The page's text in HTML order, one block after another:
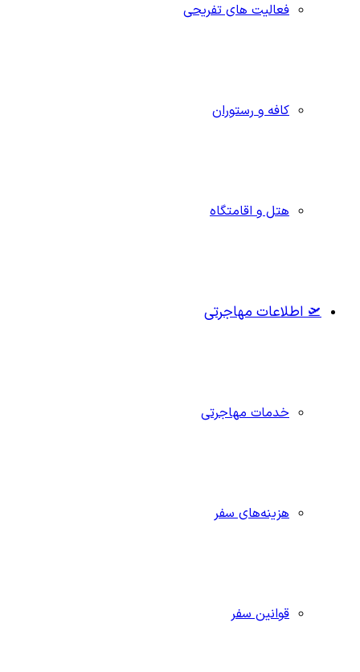
فعالیت های تفریحی
کافه و رستوران
هتل و اقامتگاه
🛫 اطلاعات مهاجرتی
خدمات مهاجرتی
هزینه‌های سفر
قوانین سفر